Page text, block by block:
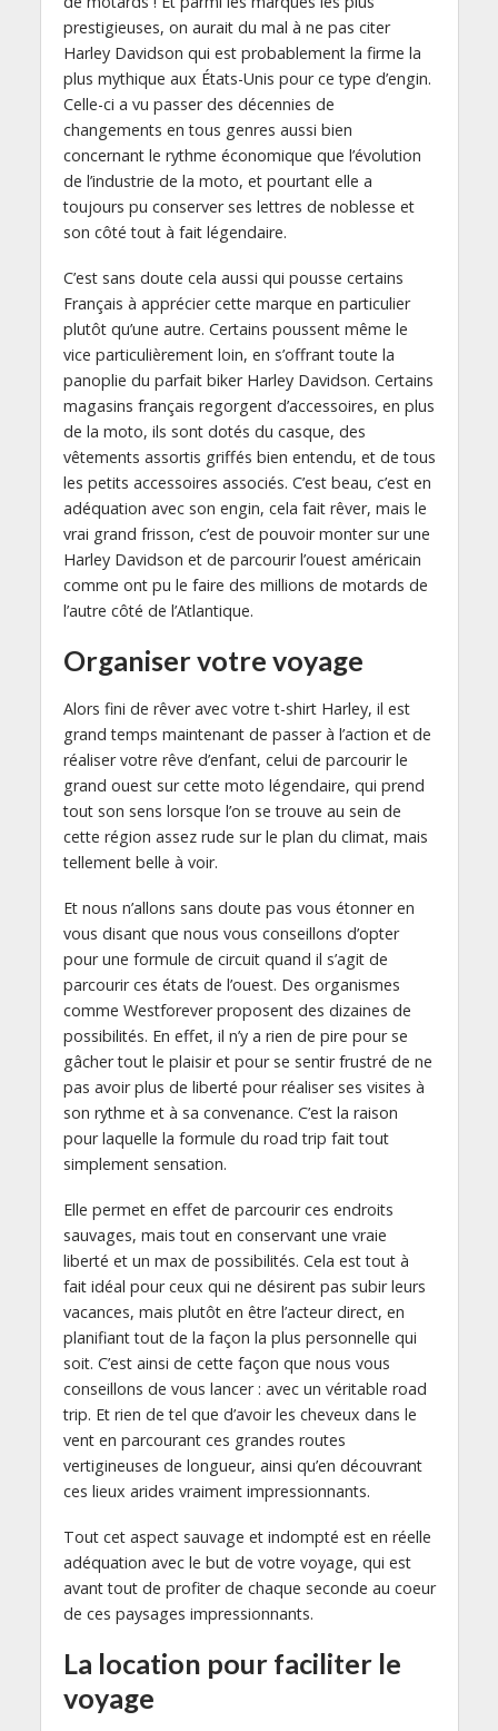
prestigieuses, on aurait du mal à ne pas citer
Harley Davidson qui est probablement la firme la
plus mythique aux États-Unis pour ce type d’engin.
Celle-ci a vu passer des décennies de
changements en tous genres aussi bien
concernant le rythme économique que l’évolution
de l’industrie de la moto, et pourtant elle a
toujours pu conserver ses lettres de noblesse et
son côté tout à fait légendaire.
C’est sans doute cela aussi qui pousse certains
Français à apprécier cette marque en particulier
plutôt qu’une autre. Certains poussent même le
vice particulièrement loin, en s’offrant toute la
panoplie du parfait biker Harley Davidson. Certains
magasins français regorgent d’accessoires, en plus
de la moto, ils sont dotés du casque, des
vêtements assortis griffés bien entendu, et de tous
les petits accessoires associés. C’est beau, c’est en
adéquation avec son engin, cela fait rêver, mais le
vrai grand frisson, c’est de pouvoir monter sur une
Harley Davidson et de parcourir l’ouest américain
comme ont pu le faire des millions de motards de
l’autre côté de l’Atlantique.
Organiser votre voyage
Alors fini de rêver avec votre t-shirt Harley, il est
grand temps maintenant de passer à l’action et de
réaliser votre rêve d’enfant, celui de parcourir le
grand ouest sur cette moto légendaire, qui prend
tout son sens lorsque l’on se trouve au sein de
cette région assez rude sur le plan du climat, mais
tellement belle à voir.
Et nous n’allons sans doute pas vous étonner en
vous disant que nous vous conseillons d’opter
pour une formule de circuit quand il s’agit de
parcourir ces états de l’ouest. Des organismes
comme Westforever proposent des dizaines de
possibilités. En effet, il n’y a rien de pire pour se
gâcher tout le plaisir et pour se sentir frustré de ne
pas avoir plus de liberté pour réaliser ses visites à
son rythme et à sa convenance. C’est la raison
pour laquelle la formule du road trip fait tout
simplement sensation.
Elle permet en effet de parcourir ces endroits
sauvages, mais tout en conservant une vraie
liberté et un max de possibilités. Cela est tout à
fait idéal pour ceux qui ne désirent pas subir leurs
vacances, mais plutôt en être l’acteur direct, en
planifiant tout de la façon la plus personnelle qui
soit. C’est ainsi de cette façon que nous vous
conseillons de vous lancer : avec un véritable road
trip. Et rien de tel que d’avoir les cheveux dans le
vent en parcourant ces grandes routes
vertigineuses de longueur, ainsi qu’en découvrant
ces lieux arides vraiment impressionnants.
Tout cet aspect sauvage et indompté est en réelle
adéquation avec le but de votre voyage, qui est
avant tout de profiter de chaque seconde au coeur
de ces paysages impressionnants.
La location pour faciliter le
voyage